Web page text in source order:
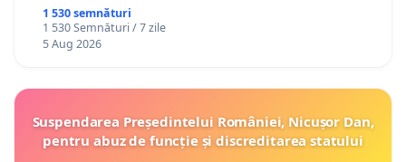
1 530 semnături
1 530 Semnături / 7 zile
5 Aug 2026
Suspendarea Președintelui României, Nicușor Dan,
pentru abuz de funcție și discreditarea statului